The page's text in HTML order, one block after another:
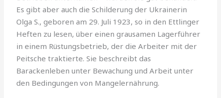
Es gibt aber auch die Schilderung der Ukrainerin
Olga S., geboren am 29. Juli 1923, so in den Ettlinger
Heften zu lesen, über einen grausamen Lagerführer
in einem Rüstungsbetrieb, der die Arbeiter mit der
Peitsche traktierte. Sie beschreibt das
Barackenleben unter Bewachung und Arbeit unter
den Bedingungen von Mangelernährung.